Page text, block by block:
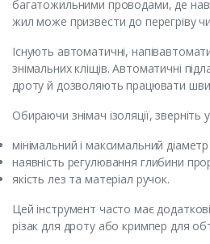
багатожильними проводами, де
жил може призвести до перегріву
Існують автоматичні,
знімальних кліщів. Автоматичні
дроту й дозволяють працювати
Обираючи знімач ізоляції, зверніть
мінімальний і максимальний
наявність регулювання глибини
якість лез та матеріал ручок.
Цей інструмент часто має
різак для дроту або кримпер для